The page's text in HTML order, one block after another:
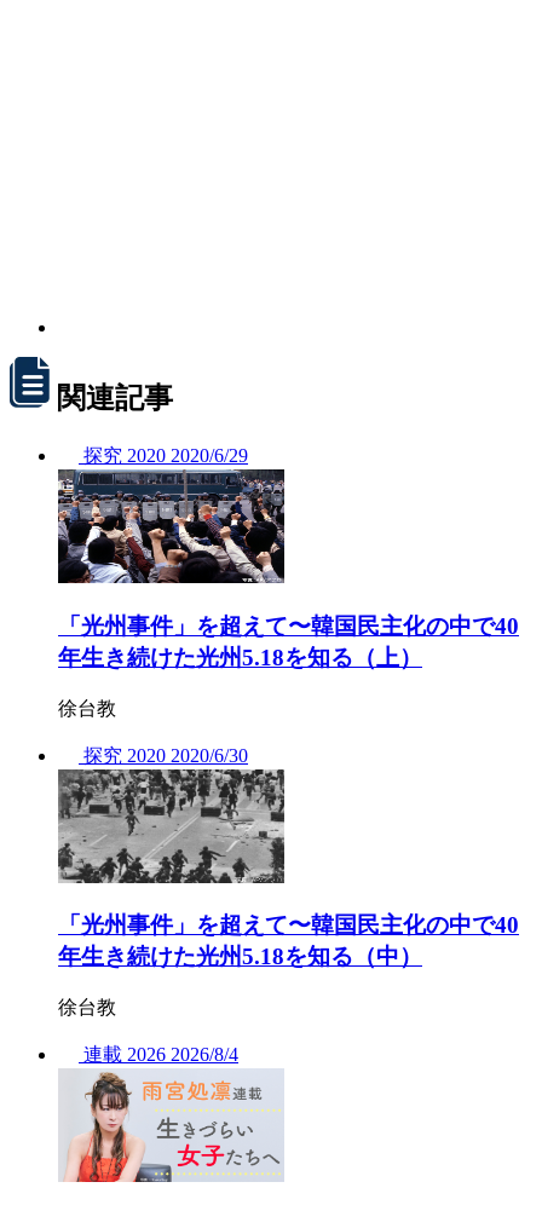
関連記事
探究 2020 2020/6/29
「光州事件」を超えて〜韓国民主化の中で40
年生き続けた光州5.18を知る（上）
徐台教
探究 2020 2020/6/30
「光州事件」を超えて〜韓国民主化の中で40
年生き続けた光州5.18を知る（中）
徐台教
連載 2026 2026/8/4